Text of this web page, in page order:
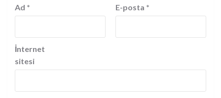
Ad * E-posta *
İnternet
sitesi